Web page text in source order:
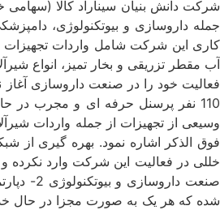
جمله داروسازی و بیوتکنولوژی،
کاری این شرکت شامل واردات تجهیزات
آب مقطر تزریقی و بخار تمیز، انواع
فعالیت خود را در صنعت داروسازی
110 نفر پرسنل حرفه ای و مجرب در
وسیعی از تجهیزات از جمله واردات
فوق الذکر اشاره نمود. بهره گیری از